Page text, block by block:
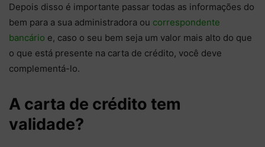
Depois disso é importante passar todas as informações do
bem para a sua administradora ou correspondente
bancário e, caso o seu bem seja um valor mais alto do que
o que está presente na carta de crédito, você deve
complementá-lo.
A carta de crédito tem
validade?